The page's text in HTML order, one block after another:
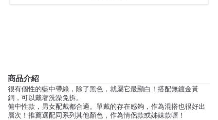
商品介紹
很有個性的藍中帶綠，除了黑色，就屬它最顯白！搭配無鍍金黃
銅，可以戴著洗澡免拆。
偏中性款，男女配戴都合適。單戴的存在感夠，作為混搭也很好出
層次！推薦選配同系列其他顏色，作為情侶款或姊妹款喔！